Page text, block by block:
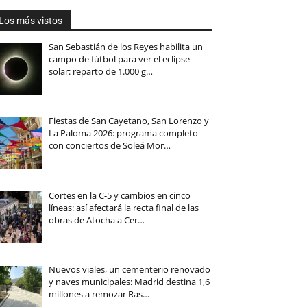
más vistos
San Sebastián de los Reyes habilita un
campo de fútbol para ver el eclipse
solar: reparto de 1.000 g…
Fiestas de San Cayetano, San Lorenzo y
La Paloma 2026: programa completo
con conciertos de Soleá Mor…
Cortes en la C-5 y cambios en cinco
líneas: así afectará la recta final de las
obras de Atocha a Cer…
Nuevos viales, un cementerio renovado
y naves municipales: Madrid destina 1,6
millones a remozar Ras…